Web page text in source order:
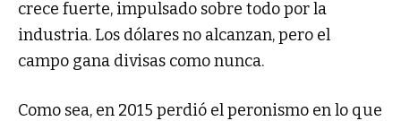
crece fuerte, impulsado sobre todo por la
industria. Los dólares no alcanzan, pero el
campo gana divisas como nunca.
Como sea, en 2015 perdió el peronismo en lo que